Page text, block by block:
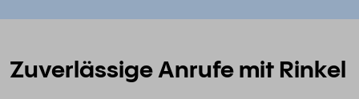
Zuverlässige Anrufe mit Rinkel